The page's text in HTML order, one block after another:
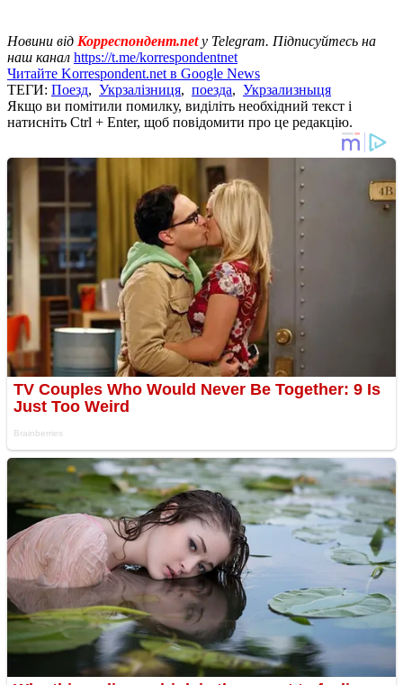
Новини від Корреспондент.net у Telegram. Підписуйтесь на
наш канал https://t.me/korrespondentnet
Читайте Korrespondent.net в Google News
ТЕГИ: Поезд, Укрзалізниця, поезда, Укрзализныця
Якщо ви помітили помилку, виділіть необхідний текст і
натисніть Ctrl + Enter, щоб повідомити про це редакцію.